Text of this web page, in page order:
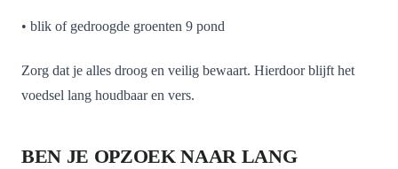
• blik of gedroogde groenten 9 pond
Zorg dat je alles droog en veilig bewaart. Hierdoor blijft het
voedsel lang houdbaar en vers.
BEN JE OPZOEK NAAR LANG